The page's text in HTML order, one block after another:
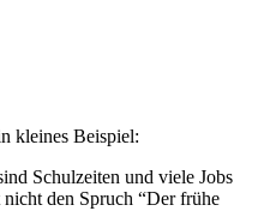
kleines Beispiel:
Schulzeiten und viele Jobs
den Spruch “Der frühe